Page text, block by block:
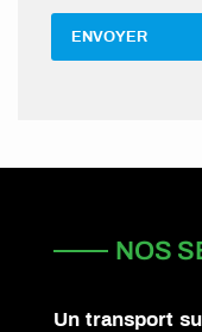
NOS
Un transport